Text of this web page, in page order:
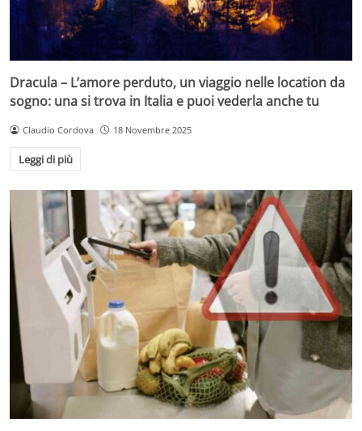
Dracula – L’amore perduto, un viaggio nelle location da
sogno: una si trova in Italia e puoi vederla anche tu
Claudio Cordova 18 Novembre 2025
Leggi di più